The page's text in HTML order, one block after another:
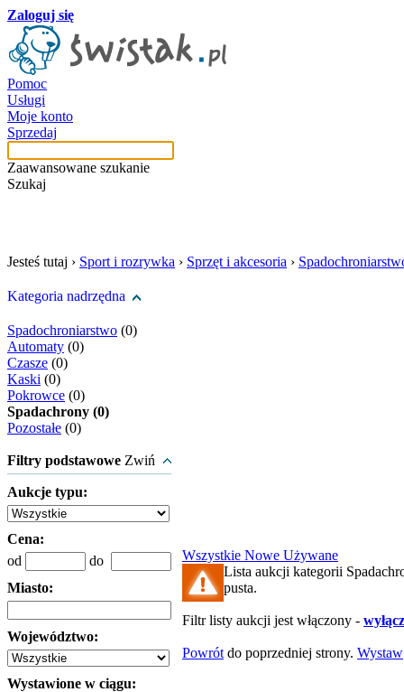
Zaloguj się
Pomoc
Usługi
Moje konto
Sprzedaj
Zaawansowane szukanie
Szukaj
Jesteś tutaj › Sport i rozrywka › Sprzęt i akcesoria ›
Kategoria nadrzędna
Spadochroniarstwo (0)
Automaty (0)
Czasze (0)
Kaski (0)
Pokrowce (0)
Spadachrony (0)
Pozostałe (0)
Filtry podstawowe Zwiń
Aukcje typu:
Cena:
od
do
Miasto:
Województwo:
Wystawione w ciągu:
Wszystkie Nowe Używane
Lista aukcji kategorii
pusta.
Filtr listy aukcji jest włączony -
Powrót do poprzedniej strony. Wystaw